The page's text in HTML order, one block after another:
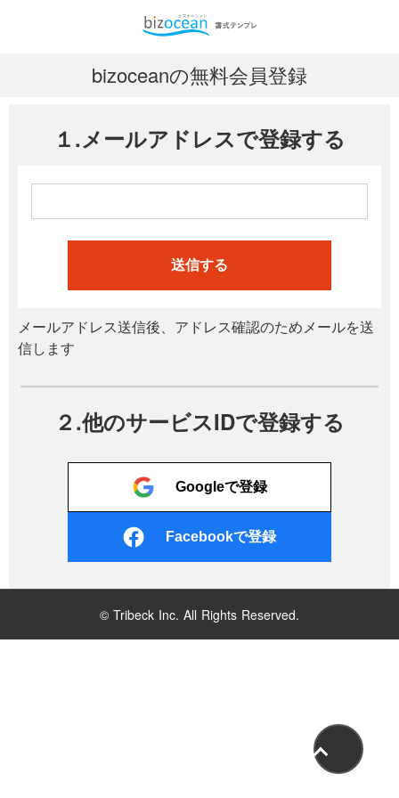
bizoceanの無料会員登録
１.メールアドレスで登録する
送信する
メールアドレス送信後、アドレス確認のためメールを送
信します
２.他のサービスIDで登録する
Googleで登録
Facebookで登録
© Tribeck Inc. All Rights Reserved.